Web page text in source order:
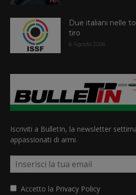
Due italiani nelle
tiro
6 Agosto 2026
Iscriviti a BulletIn, la newsletter
appassionati di armi.
Accetto la Privacy Policy